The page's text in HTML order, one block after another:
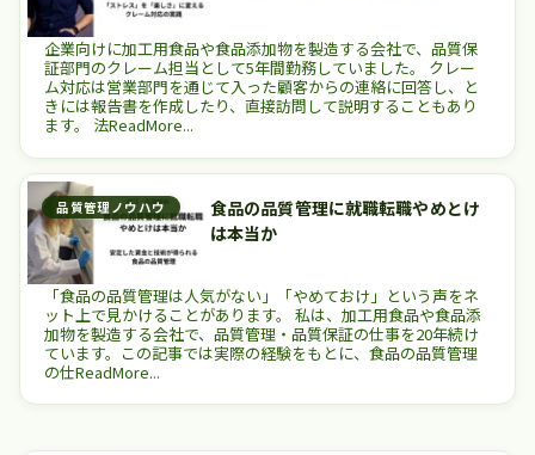
企業向けに加工用食品や食品添加物を製造する会社で、品質保
証部門のクレーム担当として5年間勤務していました。 クレー
ム対応は営業部門を通じて入った顧客からの連絡に回答し、と
きには報告書を作成したり、直接訪問して説明することもあり
ます。 法ReadMore...
品質管理ノウハウ
食品の品質管理に就職転職やめとけ
は本当か
「食品の品質管理は人気がない」「やめておけ」という声をネ
ット上で見かけることがあります。 私は、加工用食品や食品添
加物を製造する会社で、品質管理・品質保証の仕事を20年続け
ています。この記事では実際の経験をもとに、食品の品質管理
の仕ReadMore...